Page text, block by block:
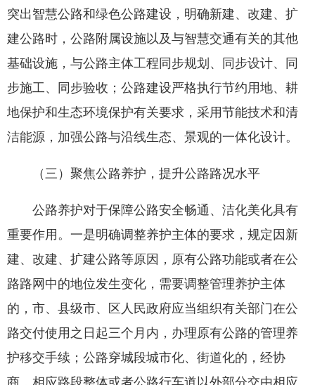
突出智慧公路和绿色公路建设，明确新建、改建、扩
建公路时，公路附属设施以及与智慧交通有关的其他
基础设施，与公路主体工程同步规划、同步设计、同
步施工、同步验收；公路建设严格执行节约用地、耕
地保护和生态环境保护有关要求，采用节能技术和清
洁能源，加强公路与沿线生态、景观的一体化设计。
（三）聚焦公路养护，提升公路路况水平
公路养护对于保障公路安全畅通、洁化美化具有
重要作用。一是明确调整养护主体的要求，规定因新
建、改建、扩建公路等原因，原有公路功能或者在公
路路网中的地位发生变化，需要调整管理养护主体
的，市、县级市、区人民政府应当组织有关部门在公
路交付使用之日起三个月内，办理原有公路的管理养
护移交手续；公路穿城段城市化、街道化的，经协